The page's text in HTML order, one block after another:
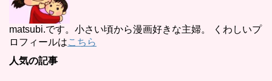
matsubi.です。小さい頃から漫画好きな主婦。 くわしいプ
ロフィールはこちら
人気の記事